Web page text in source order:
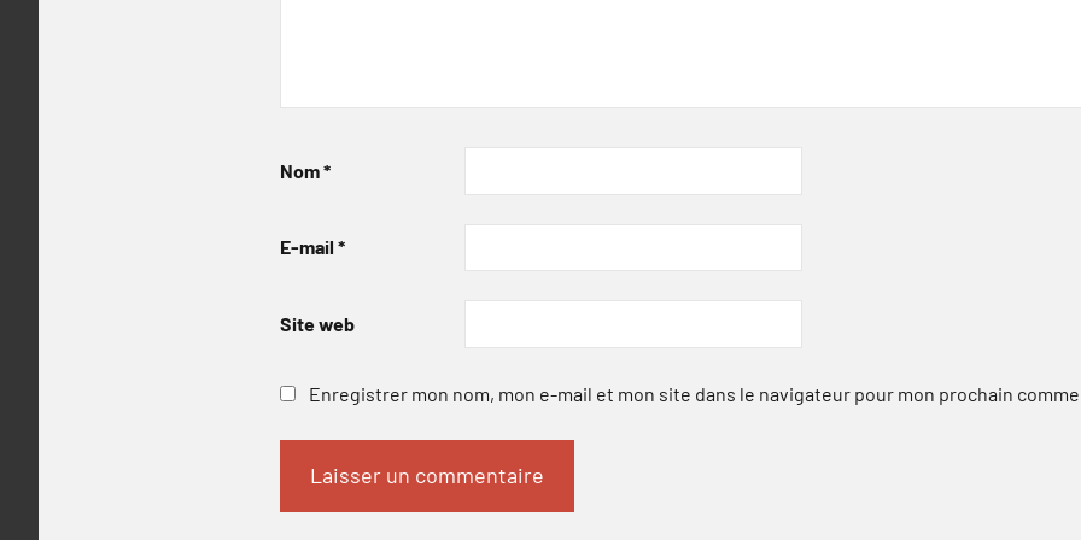
Nom*
E-mail *
Site web
Enregistrer mon nom, mon e-mail et mon site dans le navigateur pour mon prochain